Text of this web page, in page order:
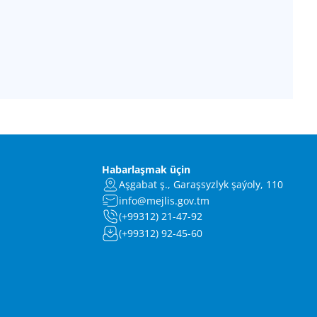
Habarlaşmak üçin
Aşgabat ş., Garaşsyzlyk şaýoly, 110
info@mejlis.gov.tm
(+99312) 21-47-92
(+99312) 92-45-60